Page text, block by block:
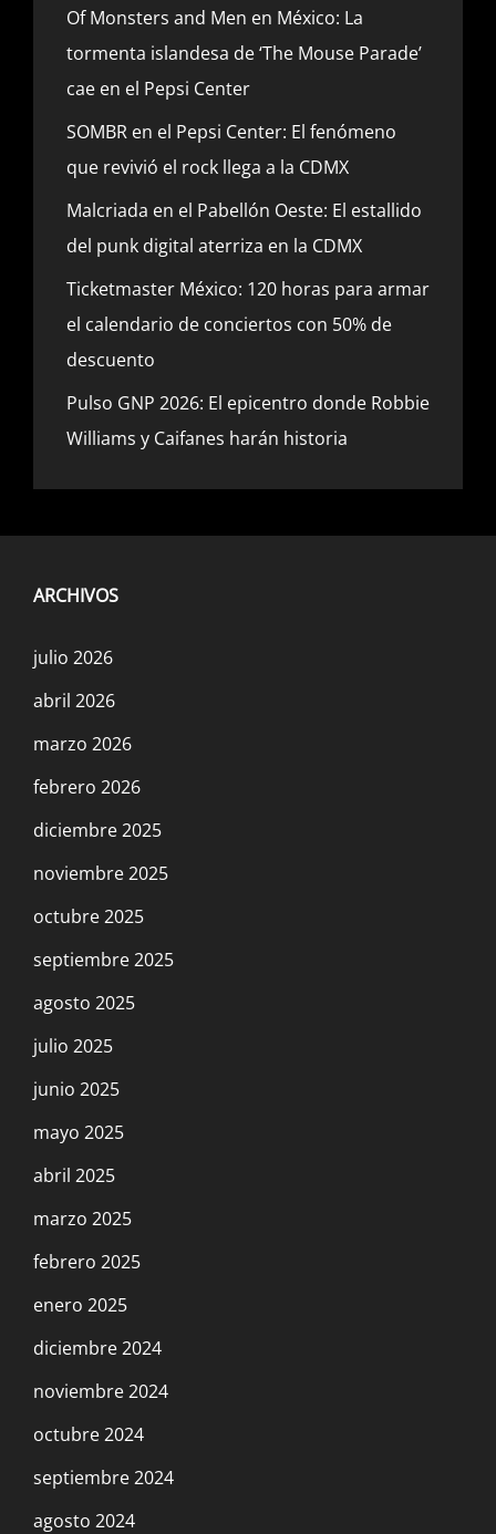
Of Monsters and Men en México: La
tormenta islandesa de ‘The Mouse Parade’
cae en el Pepsi Center
SOMBR en el Pepsi Center: El fenómeno
que revivió el rock llega a la CDMX
Malcriada en el Pabellón Oeste: El estallido
del punk digital aterriza en la CDMX
Ticketmaster México: 120 horas para armar
el calendario de conciertos con 50% de
descuento
Pulso GNP 2026: El epicentro donde Robbie
Williams y Caifanes harán historia
ARCHIVOS
julio 2026
abril 2026
marzo 2026
febrero 2026
diciembre 2025
noviembre 2025
octubre 2025
septiembre 2025
agosto 2025
julio 2025
junio 2025
mayo 2025
abril 2025
marzo 2025
febrero 2025
enero 2025
diciembre 2024
noviembre 2024
octubre 2024
septiembre 2024
agosto 2024